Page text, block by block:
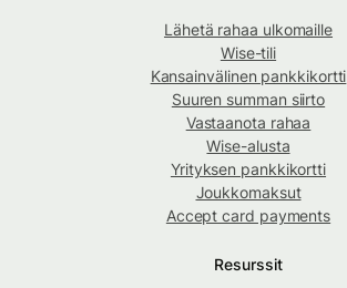
Lähetä rahaa ulkomaille
Wise-tili
Kansainvälinen pankkikortti
Suuren summan siirto
Vastaanota rahaa
Wise-alusta
Yrityksen pankkikortti
Joukkomaksut
Accept card payments
Resurssit